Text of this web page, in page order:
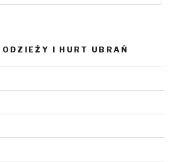
ODZIEŻY I HURT UBRAŃ